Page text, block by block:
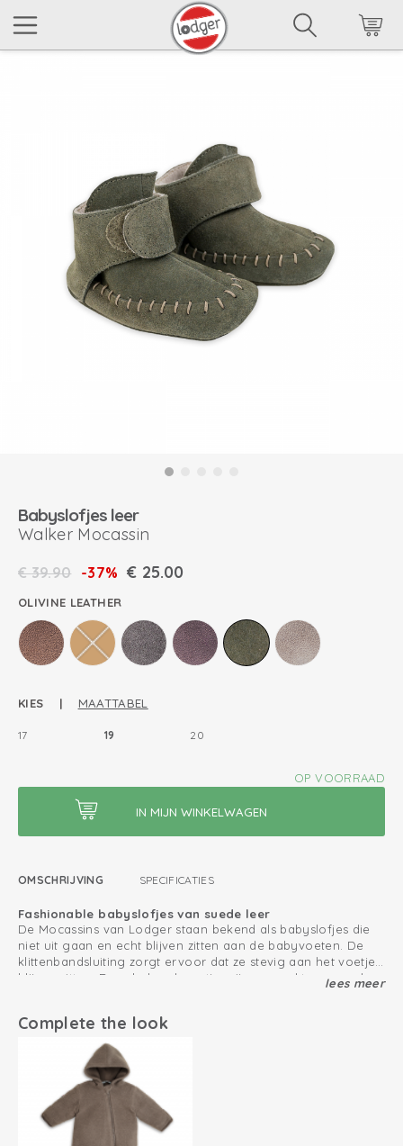
Babyslofjes leer
Walker Mocassin
€39.90 -37% € 25.00
OLIVINE LEATHER
KIES | MAATTABEL
17 19 20
OP VOORRAAD
OMSCHRIJVING SPECIFICATIES
Fashionable babyslofjes van suede leer
De Mocassins van Lodger staan bekend als babyslofjes die
niet uit gaan en echt blijven zitten aan de babyvoeten. De
klittenbandsluiting zorgt ervoor dat ze stevig aan het voetje
blijven zitten. Deze babyschoentjes zijn gemaakt van suede
babyslofjes van leer leuk om cadeau te geven voor
bijvoorbeeld de eerste verjaardag! Ontdek alle kleuren van
lees meer
Complete the look